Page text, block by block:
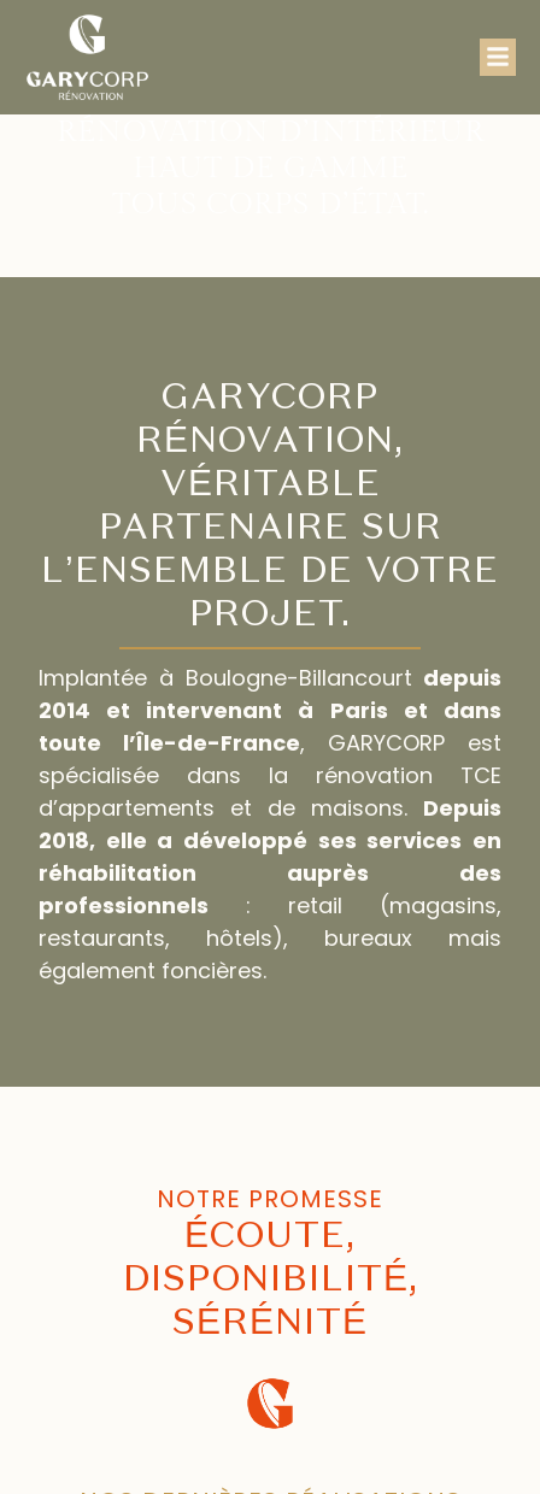
GARYCORP
RÉNOVATION,
VÉRITABLE
PARTENAIRE SUR
L’ENSEMBLE DE VOTRE
PROJET.
Implantée à Boulogne-Billancourt depuis
2014 et intervenant à Paris et dans
toute l’Île-de-France, GARYCORP est
spécialisée dans la rénovation TCE
d’appartements et de maisons. Depuis
2018, elle a développé ses services en
réhabilitation auprès des
professionnels : retail (magasins,
restaurants, hôtels), bureaux mais
également foncières.
NOTRE PROMESSE
ÉCOUTE,
DISPONIBILITÉ,
SÉRÉNITÉ